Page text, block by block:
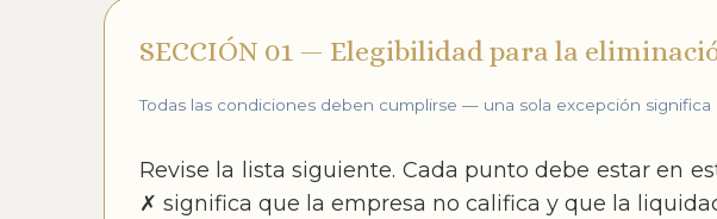
SECCIÓN 01 — Elegibilidad para la
Todas las condiciones deben cumplirse — una sola excepción
Revise la lista siguiente. Cada punto debe estar en
✗ significa que la empresa no califica y que la